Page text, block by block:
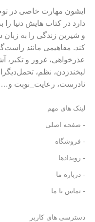
ایشون مهارت خاصی در
دارد در کتاب هایش دنیا
و شیرین زندگی را به
کند. مفاهیمی مانند
عذرخواهی، غرور و تکبر،
لبخندزدن، نظم،
نادرست، رعایت_نوبت و…
لینک های مهم
- صفحه اصلی
- فروشگاه
- رویدادها
- درباره ما
- تماس با ما
دسترسی های کاربر